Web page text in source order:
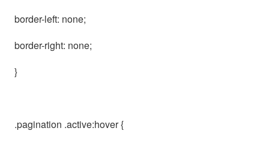
border-left: none;
border-right: none;
}
.pagination .active:hover {